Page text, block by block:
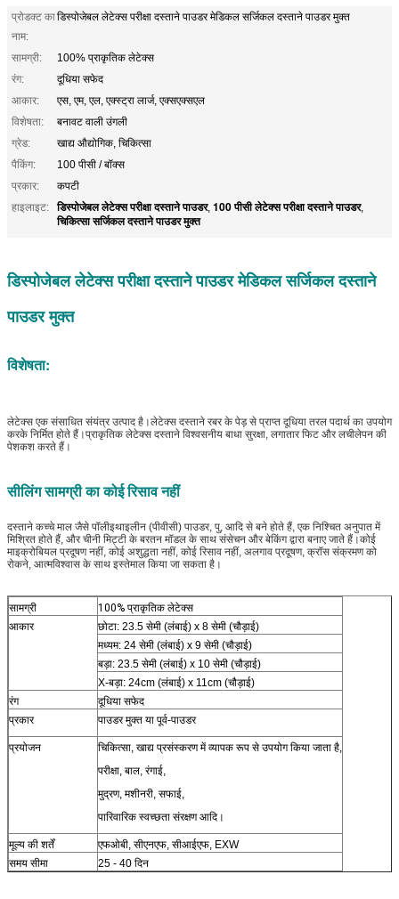
प्रोडक्ट का
नाम:
डिस्पोजेबल लेटेक्स परीक्षा दस्ताने पाउडर मेडिकल सर्जिकल दस्ताने पाउडर मुक्त
सामग्री:
100% प्राकृतिक लेटेक्स
रंग:
दूधिया सफेद
आकार:
एस, एम, एल, एक्स्ट्रा लार्ज, एक्सएक्सएल
विशेषता:
बनावट वाली उंगली
ग्रेड:
खाद्य औद्योगिक, चिकित्सा
पैकिंग:
100 पीसी / बॉक्स
प्रकार:
कपटी
हाइलाइट:
डिस्पोजेबल लेटेक्स परीक्षा दस्ताने पाउडर, 100 पीसी लेटेक्स परीक्षा दस्ताने पाउडर,
चिकित्सा सर्जिकल दस्ताने पाउडर मुक्त
डिस्पोजेबल लेटेक्स परीक्षा दस्ताने पाउडर मेडिकल सर्जिकल दस्ताने
पाउडर मुक्त
विशेषता:
लेटेक्स एक संसाधित संयंत्र उत्पाद है।लेटेक्स दस्ताने रबर के पेड़ से प्राप्त दूधिया तरल पदार्थ का उपयोग
करके निर्मित होते हैं।प्राकृतिक लेटेक्स दस्ताने विश्वसनीय बाधा सुरक्षा, लगातार फिट और लचीलेपन की
पेशकश करते हैं।
सीलिंग सामग्री का कोई रिसाव नहीं
दस्ताने कच्चे माल जैसे पॉलीइथाइलीन (पीवीसी) पाउडर, पु, आदि से बने होते हैं, एक निश्चित अनुपात में
मिश्रित होते हैं, और चीनी मिट्टी के बरतन मॉडल के साथ संसेचन और बेकिंग द्वारा बनाए जाते हैं।कोई
माइक्रोबियल प्रदूषण नहीं, कोई अशुद्धता नहीं, कोई रिसाव नहीं, अलगाव प्रदूषण, क्रॉस संक्रमण को
रोकने, आत्मविश्वास के साथ इस्तेमाल किया जा सकता है।
सामग्री
100% प्राकृतिक लेटेक्स
आकार
छोटा: 23.5 सेमी (लंबाई) x 8 सेमी (चौड़ाई)
मध्यम: 24 सेमी (लंबाई) x 9 सेमी (चौड़ाई)
बड़ा: 23.5 सेमी (लंबाई) x 10 सेमी (चौड़ाई)
X-बड़ा: 24cm (लंबाई) x 11cm (चौड़ाई)
रंग
दूधिया सफेद
प्रकार
पाउडर मुक्त या पूर्व-पाउडर
प्रयोजन
चिकित्सा, खाद्य प्रसंस्करण में व्यापक रूप से उपयोग किया जाता है,
परीक्षा, बाल, रंगाई,
मुद्रण, मशीनरी, सफाई,
पारिवारिक स्वच्छता संरक्षण आदि।
मूल्य की शर्तें
एफओबी, सीएनएफ, सीआईएफ, EXW
समय सीमा
25 - 40 दिन